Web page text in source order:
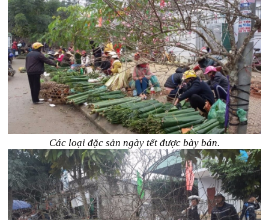
Các loại đặc sản ngày tết được bày bán.